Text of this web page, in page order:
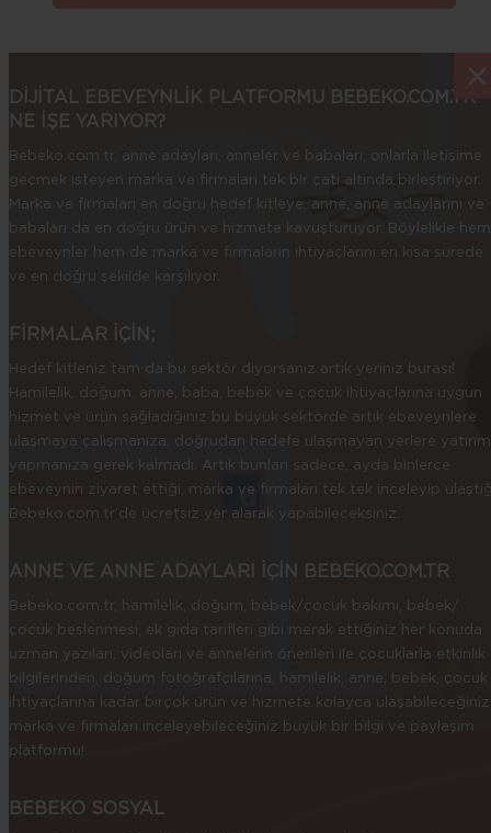
DİJİTAL EBEVEYNLİK PLATFORMU BEBEKO.COM.TR
NE İŞE YARIYOR?
Bebeko.com.tr, anne adayları, anneler ve babaları, onlarla iletişime
geçmek isteyen marka ve firmaları tek bir çatı altında birleştiriyor.
Marka ve firmaları en doğru hedef kitleye, anne, anne adaylarını ve
babaları da en doğru ürün ve hizmete kavuşturuyor. Böylelikle hem
ebeveynler hem de marka ve firmaların ihtiyaçlarını en kısa sürede
ve en doğru şekilde karşılıyor.
FİRMALAR İÇİN;
Hedef kitleniz tam da bu sektör diyorsanız artık yeriniz burası!
Hamilelik, doğum, anne, baba, bebek ve çocuk ihtiyaçlarına uygun
hizmet ve ürün sağladığınız bu büyük sektörde artık ebeveynlere
ulaşmaya çalışmanıza, doğrudan hedefe ulaşmayan yerlere yatırım
yapmanıza gerek kalmadı. Artık bunları sadece, ayda binlerce
ebeveynin ziyaret ettiği, marka ve firmaları tek tek inceleyip
Bebeko.com.tr’de ücretsiz yer alarak yapabileceksiniz.
ANNE VE ANNE ADAYLARI İÇİN BEBEKO.COM.TR
Bebeko.com.tr, hamilelik, doğum, bebek/çocuk bakımı, bebek/
çocuk beslenmesi, ek gıda tarifleri gibi merak ettiğiniz her konuda
uzman yazıları, videoları ve annelerin önerileri ile çocuklarla etkinlik
bilgilerinden, doğum fotoğrafçılarına, hamilelik, anne, bebek, çocuk
ihtiyaçlarına kadar birçok ürün ve hizmete kolayca ulaşabileceğiniz
marka ve firmaları inceleyebileceğiniz büyük bir bilgi ve paylaşım
platformu!
BEBEKO SOSYAL